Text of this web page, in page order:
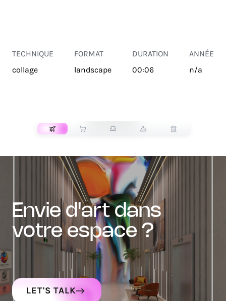
TECHNIQUE
collage
FORMAT
landscape
DURATION
00:06
ANNÉE
n/a
envie d'art dans
votre espace ?
LET'S TALK